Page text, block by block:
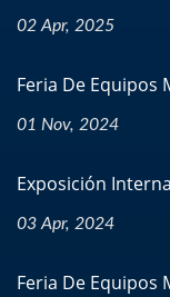
02 Apr, 2025
Feria De Equipos
01 Nov, 2024
Exposición
03 Apr, 2024
Feria De Equipos